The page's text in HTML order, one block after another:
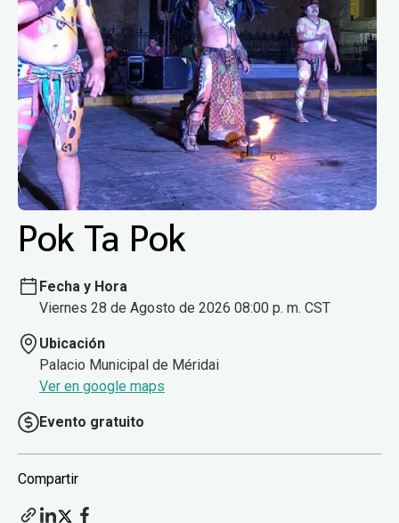
Pok Ta Pok
Fecha y Hora
Viernes 28 de Agosto de 2026 08:00 p. m. CST
Ubicación
Palacio Municipal de Méridai
Ver en google maps
Evento gratuito
Compartir